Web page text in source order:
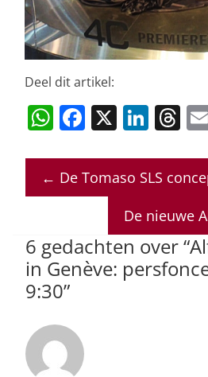
Deel dit artikel:
W
h
at
s
p
p
F
a
c
e
o
o
X Li
n
k
e
dI
n
T
h
re
a
d
s
← De Tomaso SLS
De nieuwe
6 gedachten over “
in Genève:
9:30”